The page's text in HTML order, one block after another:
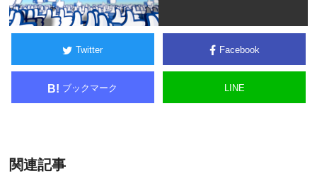
Twitter Facebook
B! ブックマーク LINE
関連記事